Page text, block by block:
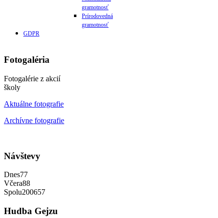
gramotnosť
Prírodovedná
gramotnosť
GDPR
Fotogaléria
Fotogalérie z akcií
školy
Aktuálne fotografie
Archívne fotografie
Návštevy
Dnes77
Včera88
Spolu200657
Hudba Gejzu